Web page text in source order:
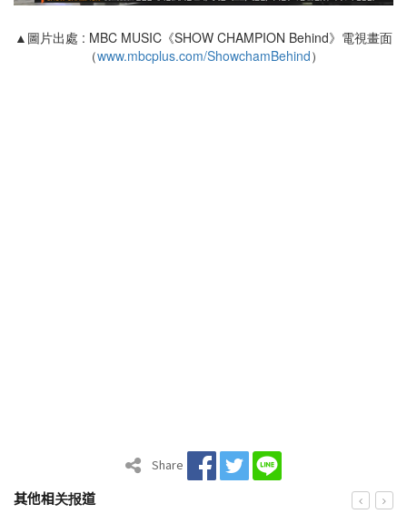
▲圖片出處 : MBC MUSIC《SHOW CHAMPION Behind》電視畫面
（www.mbcplus.com/ShowchamBehind）
Share
其他相关报道